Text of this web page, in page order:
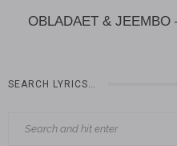
OBLADAET & JEEMBO
SEARCH LYRICS…